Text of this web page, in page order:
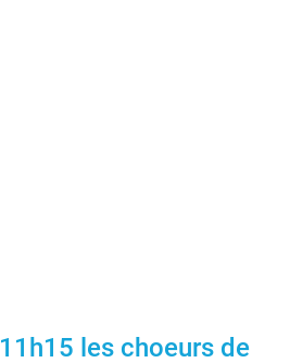
les choeurs de